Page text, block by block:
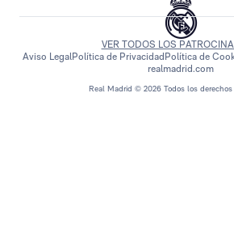
Real Madrid © 2026 Todos los derechos
VER TODOS LOS
Aviso LegalPolítica de Privacidad Política de
realmadrid.com